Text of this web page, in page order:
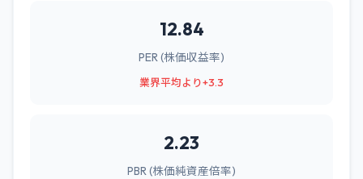
12.84
PER (株価収益率)
業界平均より+3.3
2.23
PBR (株価純資産倍率)